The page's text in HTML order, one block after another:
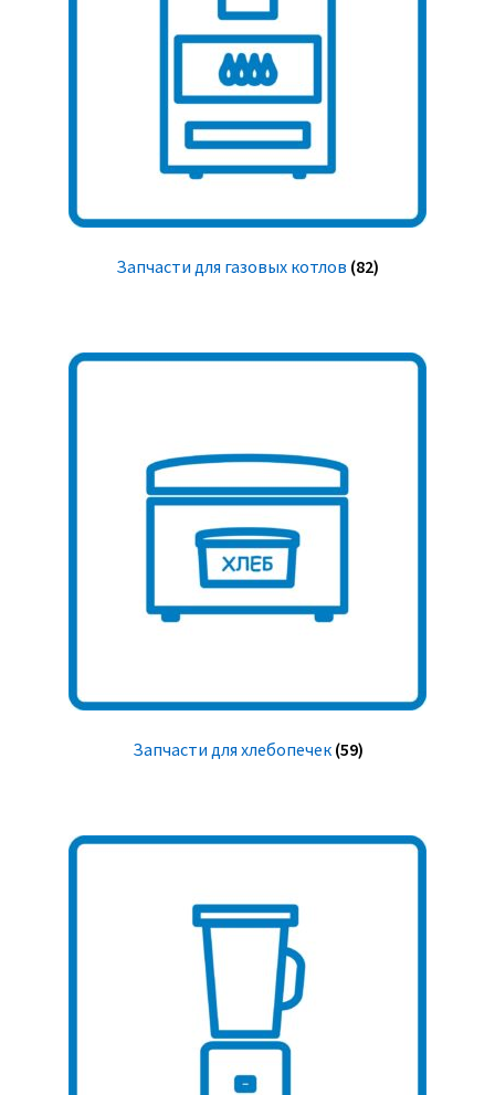
Запчасти для газовых котлов (82)
Запчасти для хлебопечек (59)